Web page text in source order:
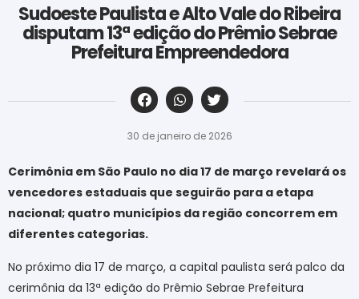
Sudoeste Paulista e Alto Vale do Ribeira
disputam 13ª edição do Prêmio Sebrae
Prefeitura Empreendedora
‎ ‎ ‎ ‎ ‎ ‎ ‎ ‎ ‎ ‎ ‎ ‎ ‎ ‎ ‎ ‎ ‎ ‎ ‎ ‎ ‎ ‎ ‎ ‎ ‎ ‎ ‎ ‎ ‎ ‎ ‎
30 de janeiro de 2026
Cerimônia em São Paulo no dia 17 de março revelará os
vencedores estaduais que seguirão para a etapa
nacional; quatro municípios da região concorrem em
diferentes categorias.
No próximo dia 17 de março, a capital paulista será palco da
cerimônia da 13ª edição do Prêmio Sebrae Prefeitura